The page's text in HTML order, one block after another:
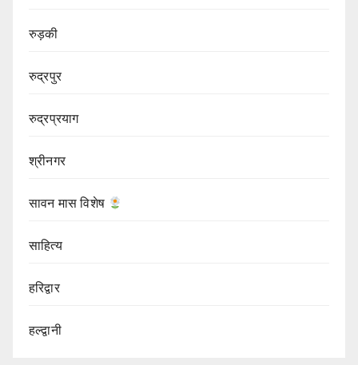
रुड़की
रुद्रपुर
रुद्रप्रयाग
श्रीनगर
सावन मास विशेष
साहित्य
हरिद्वार
हल्द्वानी